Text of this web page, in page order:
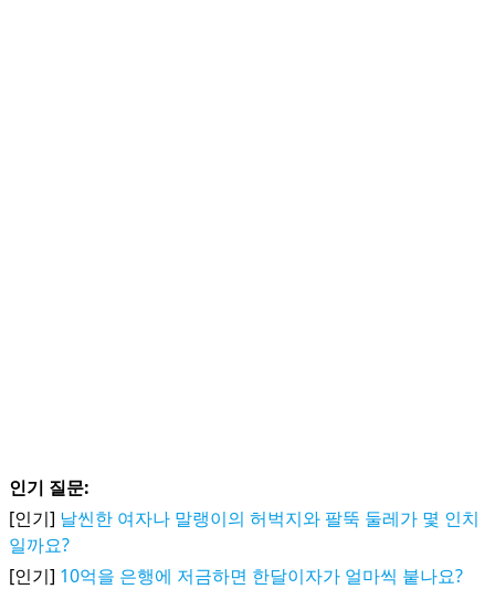
인기 질문:
[인기] 날씬한 여자나 말랭이의 허벅지와 팔뚝 둘레가 몇 인치
일까요?
[인기] 10억을 은행에 저금하면 한달이자가 얼마씩 붙나요?